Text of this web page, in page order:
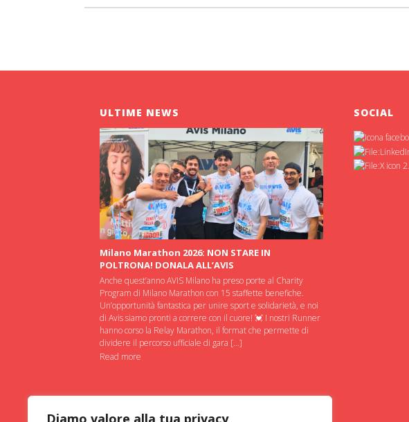
Diamo valore alla tua privacy
ULTIME NEWS
Milano Marathon 2026: NON STARE IN
POLTRONA! DONALA ALL’AVIS
Anche quest’anno AVIS Milano ha preso porte al Charity
Program di Milano Marathon con 15 staffette benefiche.
Un’opportunità fantastica per unire sport e solidarietà, e noi
di Avis siamo pronti a correre con il cuore! 💓 I nostri Runner
hanno corso la Relay Marathon, il format che permette di
dividere il percorso ufficiale di gara […]
Read more
SOCIAL